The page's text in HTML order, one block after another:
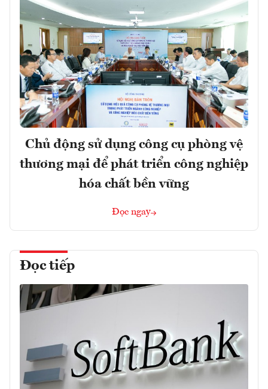
Chủ động sử dụng công cụ phòng vệ
thương mại để phát triển công nghiệp
hóa chất bền vững
Đọc ngay
Đọc tiếp